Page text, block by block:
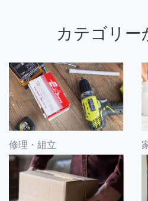
カテゴリー
修理・組立